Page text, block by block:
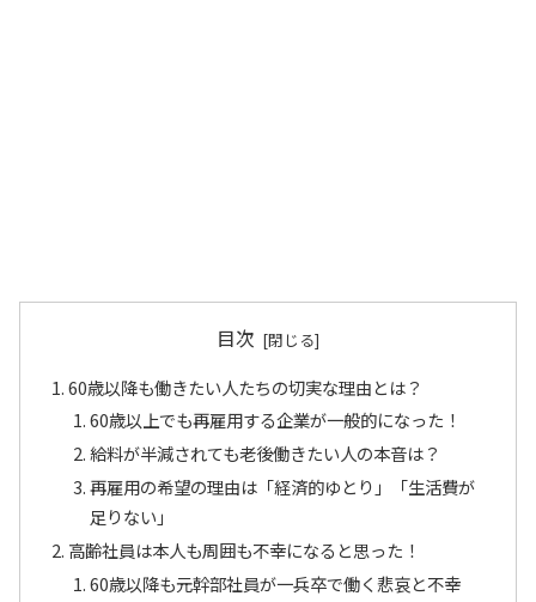
目次
60歳以降も働きたい人たちの切実な理由とは？
60歳以上でも再雇用する企業が一般的になった！
給料が半減されても老後働きたい人の本音は？
再雇用の希望の理由は「経済的ゆとり」「生活費が
足りない」
高齢社員は本人も周囲も不幸になると思った！
60歳以降も元幹部社員が一兵卒で働く悲哀と不幸